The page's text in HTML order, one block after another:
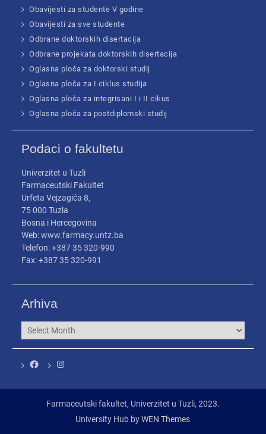
Obavijesti za studente V godine
Obavijesti za sve studente
Odbrane doktorskih disertacija
Odbrane projekata doktorskih disertacija
Oglasna ploča za doktorski studij
Oglasna ploča za I ciklus studija
Oglasna ploča za integrisani I i II cikus
Oglasna ploča za postdiplomski studij
Podaci o fakultetu
Univerzitet u Tuzli
Farmaceutski Fakultet
Urfeta Vejzagića 8,
75 000 Tuzla
Bosna i Hercegovina
Web: www.farmacy.untz.ba
Telefon: +387 35 320-990
Fax: +387 35 320-991
Arhiva
Arhiva
FacebookInstagram
Farmaceutski fakultet, Univerzitet u Tuzli, 2023.
University Hub byWEN Themes